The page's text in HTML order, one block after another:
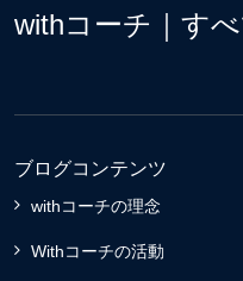
withコーチ｜す
ブログコンテンツ
withコーチの理念
Withコーチの活動